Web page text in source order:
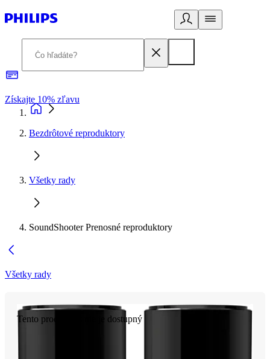
Získajte 10% zľavu
Bezdrôtové reproduktory
Všetky rady
SoundShooter Prenosné reproduktory
Všetky rady
Tento produkt už nie je dostupný